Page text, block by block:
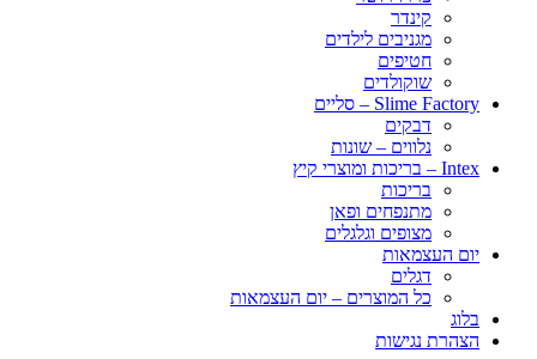
קינדר
מגניבים לילדים
חטיפים
שוקולדים
Slime Factory – סליים
דבקים
נלווים – שונות
Intex – בריכות ומוצרי קיץ
בריכות
מתנפחים ופאן
מצופים וגלגלים
יום העצמאות
דגלים
כל המוצרים – יום העצמאות
בלוג
הצהרת נגישות